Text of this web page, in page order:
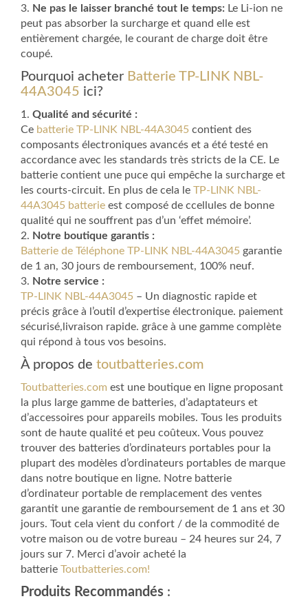
3. Ne pas le laisser branché tout le temps: Le Li-ion ne
peut pas absorber la surcharge et quand elle est
entièrement chargée, le courant de charge doit être
coupé.
Pourquoi acheter Batterie TP-LINK NBL-
44A3045 ici?
1. Qualité and sécurité :
Ce batterie TP-LINK NBL-44A3045 contient des
composants électroniques avancés et a été testé en
accordance avec les standards très stricts de la CE. Le
batterie contient une puce qui empêche la surcharge et
les courts-circuit. En plus de cela le TP-LINK NBL-
44A3045 batterie est composé de ccellules de bonne
qualité qui ne souffrent pas d’un ‘effet mémoire’.
2. Notre boutique garantis :
Batterie de Téléphone TP-LINK NBL-44A3045 garantie
de 1 an, 30 jours de remboursement, 100% neuf.
3. Notre service :
TP-LINK NBL-44A3045 – Un diagnostic rapide et
précis grâce à l’outil d’expertise électronique. paiement
sécurisé,livraison rapide. grâce à une gamme complète
qui répond à tous vos besoins.
À propos de toutbatteries.com
Toutbatteries.com est une boutique en ligne proposant
la plus large gamme de batteries, d’adaptateurs et
d’accessoires pour appareils mobiles. Tous les produits
sont de haute qualité et peu coûteux. Vous pouvez
trouver des batteries d’ordinateurs portables pour la
plupart des modèles d’ordinateurs portables de marque
dans notre boutique en ligne. Notre batterie
d’ordinateur portable de remplacement des ventes
garantit une garantie de remboursement de 1 ans et 30
jours. Tout cela vient du confort / de la commodité de
votre maison ou de votre bureau – 24 heures sur 24, 7
jours sur 7. Merci d’avoir acheté la
batterie Toutbatteries.com!
Produits Recommandés :